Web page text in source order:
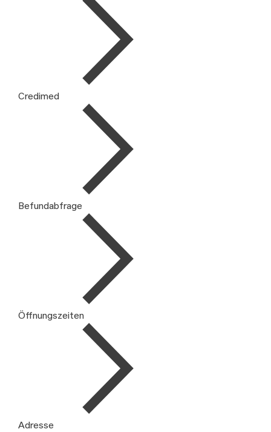
Credimed
Befundabfrage
Öffnungszeiten
Adresse